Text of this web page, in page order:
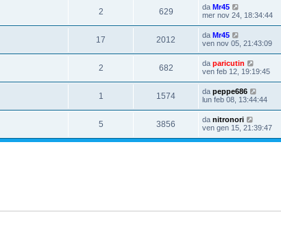
2 629 da Mr45
mer nov 24, 18:34:44
17 2012 da Mr45
ven nov 05, 21:43:09
2 682 da paricutin
ven feb 12, 19:19:45
1 1574 da peppe686
lun feb 08, 13:44:44
5 3856 da nitronori
ven gen 15, 21:39:47